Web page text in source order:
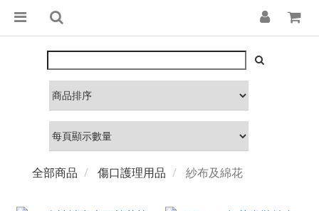
全部商品 傷口護理用品 紗布及綿花